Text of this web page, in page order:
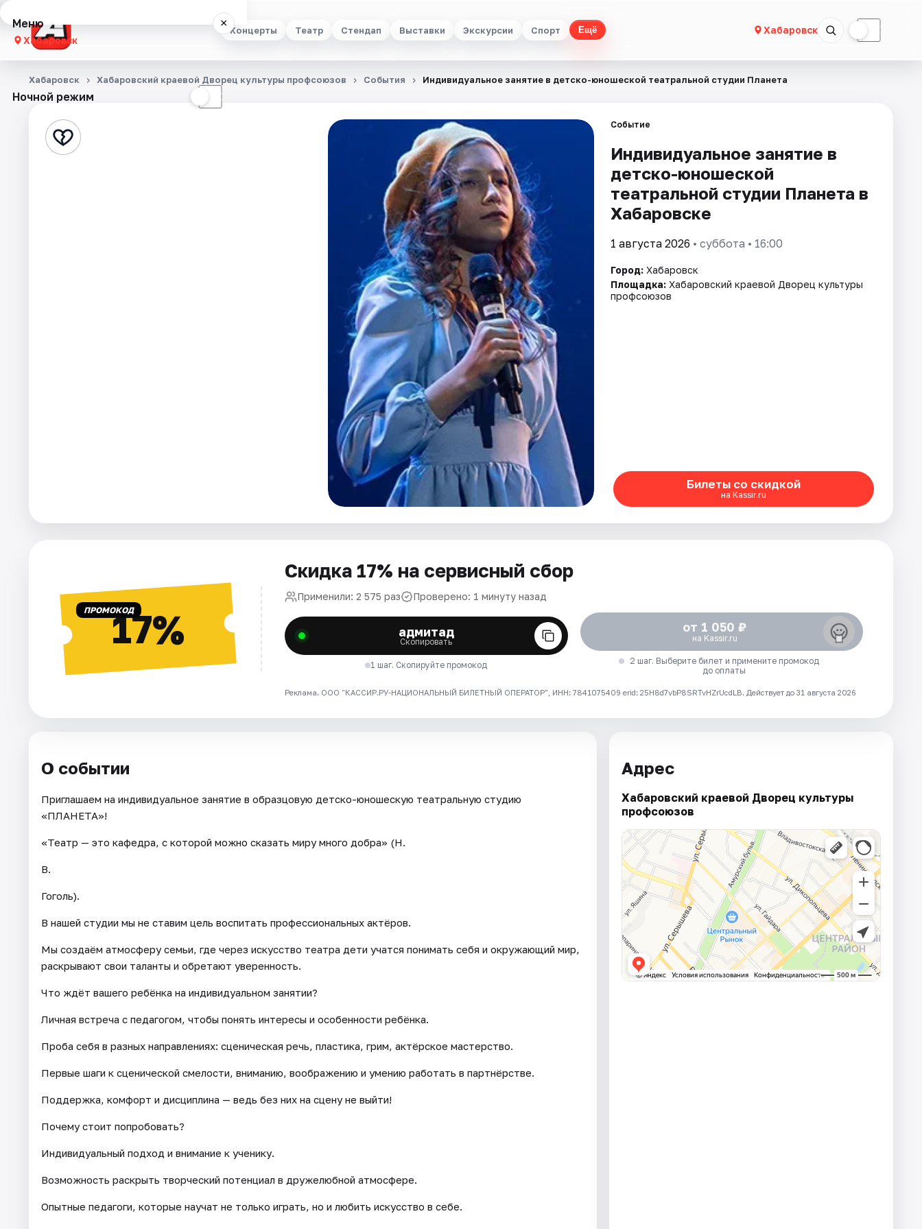
Концерты Театр Стендап Выставки Экскурсии Спорт Ещё Хабаровск ☾
Меню ×
Хабаровск
Концерты
Стендап
Ночной режим ☾
Хабаровск Хабаровский краевой Дворец культуры профсоюзов События Индивидуальное занятие в детско-юношеской театральной студии Планета
Событие
Индивидуальное занятие в
детско-юношеской
театральной студии Планета в
Хабаровске
1 августа 2026 • суббота • 16:00
Город: Хабаровск
Площадка: Хабаровский краевой Дворец культуры
профсоюзов
Билеты со скидкой
на Kassir.ru
ПРОМОКОД17%
Скидка 17% на сервисный сбор
Применили: 2 575 раз Проверено: 1 минуту назад
адмитад
Скопировать
1 шаг. Скопируйте промокод
от 1 050 ₽
на Kassir.ru
2 шаг. Выберите билет и примените промокод
до оплаты
Реклама. ООО "КАССИР.РУ-НАЦИОНАЛЬНЫЙ БИЛЕТНЫЙ ОПЕРАТОР", ИНН: 7841075409 erid: 25H8d7vbP8SRTvHZrUcdLB. Действует до 31 августа 2026
О событии
Приглашаем на индивидуальное занятие в образцовую детско-юношескую театральную студию
«ПЛАНЕТА»!
«Театр — это кафедра, с которой можно сказать миру много добра» (Н.
В.
Гоголь).
В нашей студии мы не ставим цель воспитать профессиональных актёров.
Мы создаём атмосферу семьи, где через искусство театра дети учатся понимать себя и окружающий мир,
раскрывают свои таланты и обретают уверенность.
Что ждёт вашего ребёнка на индивидуальном занятии?
Личная встреча с педагогом, чтобы понять интересы и особенности ребёнка.
Проба себя в разных направлениях: сценическая речь, пластика, грим, актёрское мастерство.
Первые шаги к сценической смелости, вниманию, воображению и умению работать в партнёрстве.
Поддержка, комфорт и дисциплина — ведь без них на сцену не выйти!
Почему стоит попробовать?
Индивидуальный подход и внимание к ученику.
Возможность раскрыть творческий потенциал в дружелюбной атмосфере.
Опытные педагоги, которые научат не только играть, но и любить искусство в себе.
Адрес
Хабаровский краевой Дворец культуры
профсоюзов